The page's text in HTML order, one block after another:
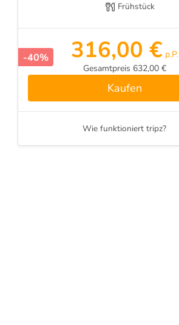
Frühstück
-40% 316,00 € p.P.
Gesamtpreis 632,00 €
Kaufen
Wie funktioniert tripz?